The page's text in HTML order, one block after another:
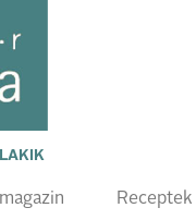
Receptek